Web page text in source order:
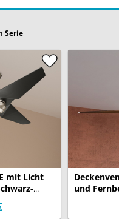
Serie
mit Licht
und